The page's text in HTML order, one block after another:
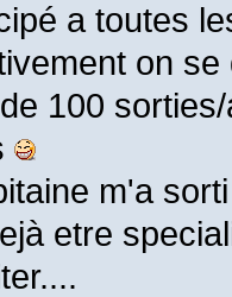
a toutes
on
100
m'a
etre